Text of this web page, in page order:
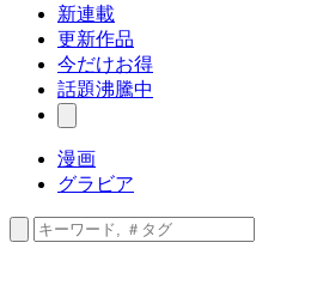
新連載
更新作品
今だけお得
話題沸騰中
漫画
グラビア